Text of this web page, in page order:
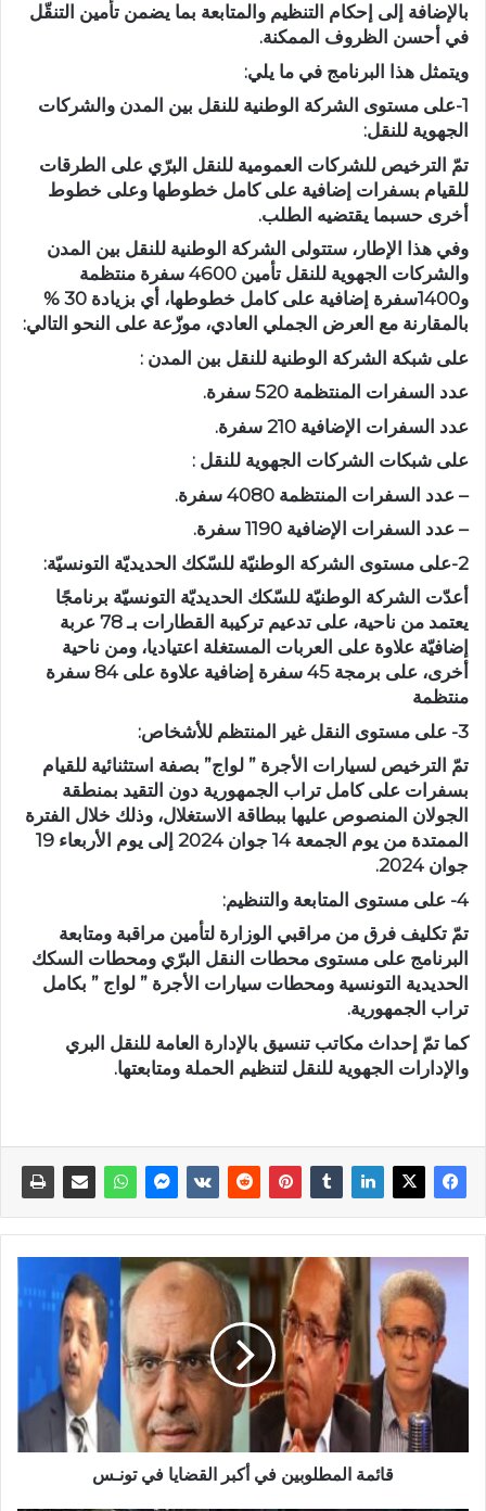
بالإضافة إلى إحكام التنظيم والمتابعة بما يضمن تأمين التنقّل
في أحسن الظروف الممكنة.
ويتمثل هذا البرنامج في ما يلي:
1-على مستوى الشركة الوطنية للنقل بين المدن والشركات
الجهوية للنقل:
تمّ الترخيص للشركات العمومية للنقل البرّي على الطرقات
للقيام بسفرات إضافية على كامل خطوطها وعلى خطوط
أخرى حسبما يقتضيه الطلب.
وفي هذا الإطار، ستتولى الشركة الوطنية للنقل بين المدن
والشركات الجهوية للنقل تأمين 4600 سفرة منتظمة
و1400سفرة إضافية على كامل خطوطها، أي بزيادة 30 %
بالمقارنة مع العرض الجملي العادي، موزّعة على النحو التالي:
على شبكة الشركة الوطنية للنقل بين المدن :
عدد السفرات المنتظمة 520 سفرة.
عدد السفرات الإضافية 210 سفرة.
على شبكات الشركات الجهوية للنقل :
– عدد السفرات المنتظمة 4080 سفرة.
– عدد السفرات الإضافية 1190 سفرة.
2-على مستوى الشركة الوطنيّة للسّكك الحديديّة التونسيّة:
أعدّت الشركة الوطنيّة للسّكك الحديديّة التونسيّة برنامجًا
يعتمد من ناحية، على تدعيم تركيبة القطارات بـ 78 عربة
إضافيّة علاوة على العربات المستغلة اعتياديا، ومن ناحية
أخرى، على برمجة 45 سفرة إضافية علاوة على 84 سفرة
منتظمة
3- على مستوى النقل غير المنتظم للأشخاص:
تمّ الترخيص لسيارات الأجرة ” لواج” بصفة استثنائية للقيام
بسفرات على كامل تراب الجمهورية دون التقيد بمنطقة
الجولان المنصوص عليها ببطاقة الاستغلال، وذلك خلال الفترة
الممتدة من يوم الجمعة 14 جوان 2024 إلى يوم الأربعاء 19
جوان 2024.
4- على مستوى المتابعة والتنظيم:
تمّ تكليف فرق من مراقبي الوزارة لتأمين مراقبة ومتابعة
البرنامج على مستوى محطات النقل البرّي ومحطات السكك
الحديدية التونسية ومحطات سيارات الأجرة ” لواج ” بكامل
تراب الجمهورية.
كما تمّ إحداث مكاتب تنسيق بالإدارة العامة للنقل البري
والإدارات الجهوية للنقل لتنظيم الحملة ومتابعتها.
قائمة المطلوبين في أكبر القضايا في تونـس